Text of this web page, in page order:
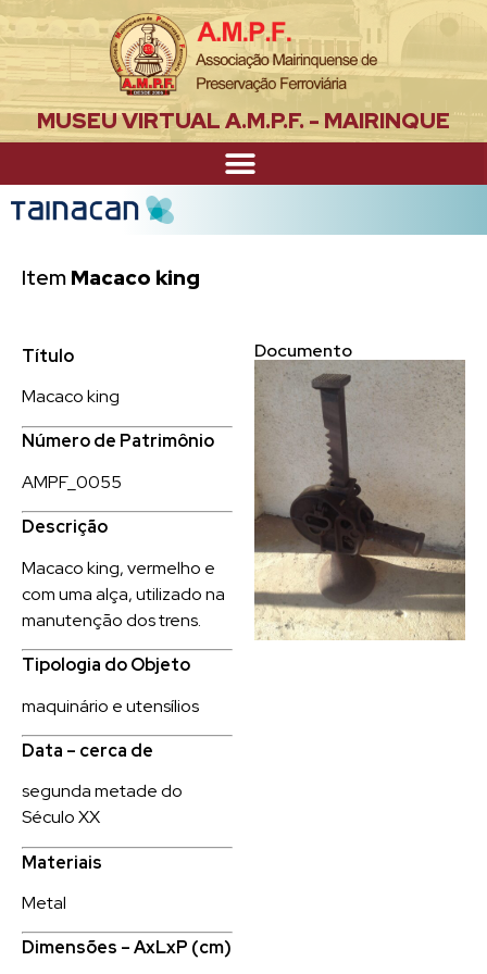
MUSEU VIRTUAL A.M.P.F. - MAIRINQUE
Item Macaco king
Título
Macaco king
Número de Patrimônio
AMPF_0055
Descrição
Macaco king, vermelho e
com uma alça, utilizado na
manutenção dos trens.
Tipologia do Objeto
maquinário e utensílios
Data – cerca de
segunda metade do
Século XX
Materiais
Metal
Dimensões – AxLxP (cm)
Documento